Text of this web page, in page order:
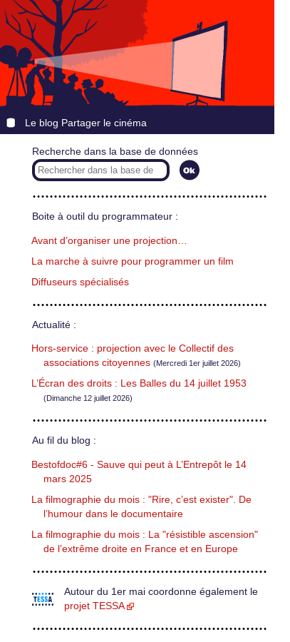
Le blog Partager le cinéma
Recherche dans la base de données
Boite à outil du programmateur :
Avant d’organiser une projection…
La marche à suivre pour programmer un film
Diffuseurs spécialisés
Actualité :
Hors-service : projection avec le Collectif des
associations citoyennes (Mercredi 1er juillet 2026)
L’Écran des droits : Les Balles du 14 juillet 1953
(Dimanche 12 juillet 2026)
Au fil du blog :
Bestofdoc#6 - Sauve qui peut à L’Entrepôt le 14
mars 2025
La filmographie du mois : "Rire, c’est exister". De
l’humour dans le documentaire
La filmographie du mois : La "résistible ascension"
de l’extrême droite en France et en Europe
Autour du 1er mai coordonne également le
projet TESSA